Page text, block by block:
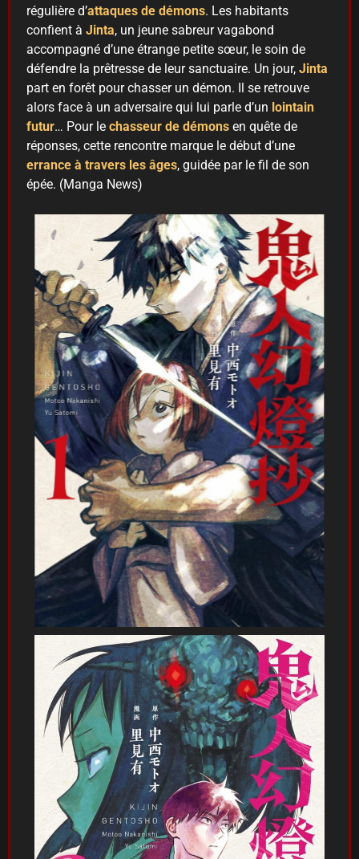
régulière d’attaques de démons. Les habitants
confient à Jinta, un jeune sabreur vagabond
accompagné d’une étrange petite sœur, le soin de
défendre la prêtresse de leur sanctuaire. Un jour, Jinta
part en forêt pour chasser un démon. Il se retrouve
alors face à un adversaire qui lui parle d’un lointain
futur… Pour le chasseur de démons en quête de
réponses, cette rencontre marque le début d’une
errance à travers les âges, guidée par le fil de son
épée. (Manga News)